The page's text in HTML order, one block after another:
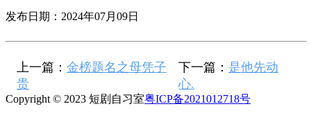
发布日期：2024年07月09日
上一篇： 金榜题名之母凭子
贵
下一篇： 是他先动
心.
Copyright © 2023 短剧自习室粤ICP备2021012718号